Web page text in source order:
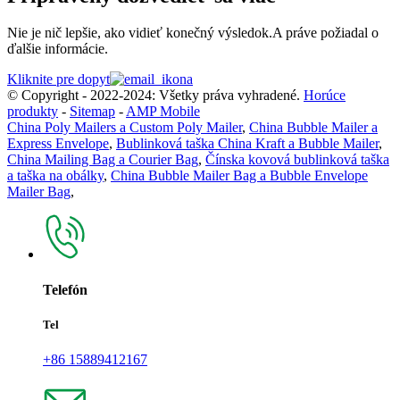
Nie je nič lepšie, ako vidieť konečný výsledok.A práve požiadal o
ďalšie informácie.
Kliknite pre dopyt
© Copyright - 2022-2024: Všetky práva vyhradené. Horúce
produkty - Sitemap -AMP Mobile
China Poly Mailers a Custom Poly Mailer, China Bubble Mailer a
Express Envelope, Bublinková taška China Kraft a Bubble Mailer,
China Mailing Bag a Courier Bag, Čínska kovová bublinková taška
a taška na obálky, China Bubble Mailer Bag a Bubble Envelope
Mailer Bag,
Telefón
Tel
+86 15889412167